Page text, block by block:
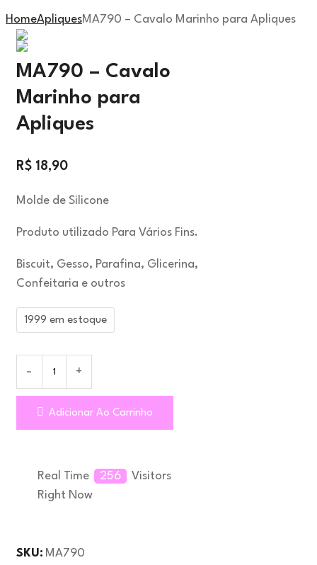
HomeApliquesMA790 – Cavalo Marinho para Apliques
MA790 – Cavalo
Marinho para
Apliques
R$ 18,90
Molde de Silicone
Produto utilizado Para Vários Fins.
Biscuit, Gesso, Parafina, Glicerina,
Confeitaria e outros
1999 em estoque
Adicionar Ao Carrinho
Real Time 256
Visitors
Right Now
SKU: MA790